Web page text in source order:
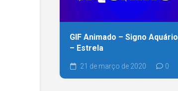
GIF Animado – Signo Aquário
– Estrela
21 de março de 2020 0